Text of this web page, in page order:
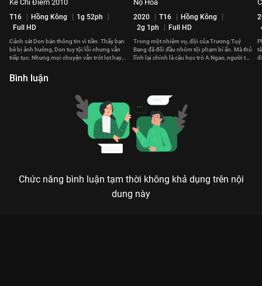
Kẻ Chỉ Điểm 2010
T16 Hồng Kông
1g 52ph
Full HD
Cảnh sát Don bán thông tin vì tiền. Thấy bạn
bè bị ảnh hưởng, Don tuy tội lỗi nhưng vẫn
tiếp tục. Nhưng mọi chuyện vẫn trót lọt hay
Nộ Hỏa
2020 T16
Hồng Kông
2g 1ph
Full HD
Trong một nhiệm vụ, đội của Trương Tuý
Bang đã đối đầu nhóm tội phạm bí ẩn. Mà thủ
lĩnh lại chính là cậu học trò A Ngao, người từ
Bình luận
Chức năng bình luận tạm thời không khả dụng trên nội
dung này